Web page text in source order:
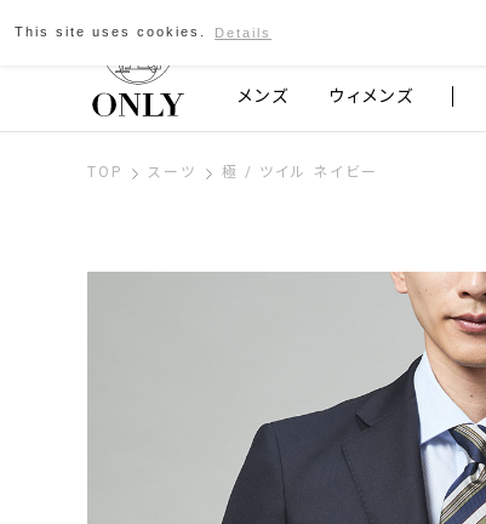
京都発のスーツブランド ONLY
メンズ ウィメンズ
TOP スーツ 極 / ツイル ネイビー
This site uses cookies. Details